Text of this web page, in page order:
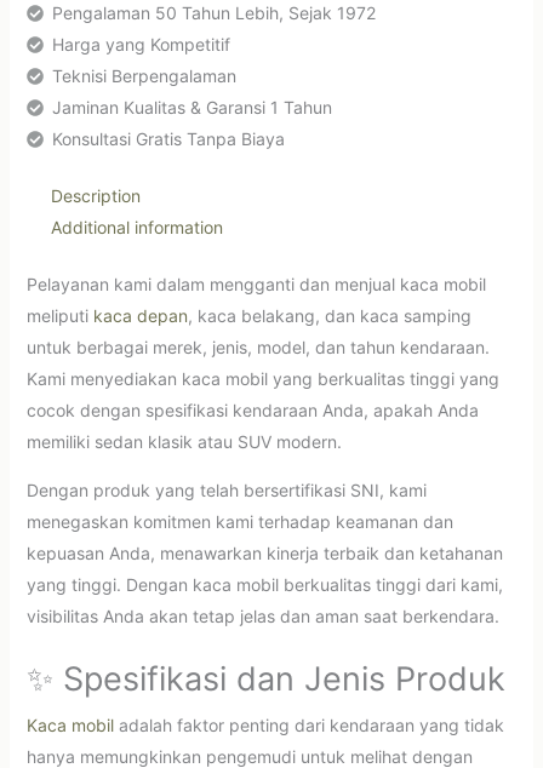
Pengalaman 50 Tahun Lebih, Sejak 1972
Harga yang Kompetitif
Teknisi Berpengalaman
Jaminan Kualitas & Garansi 1 Tahun
Konsultasi Gratis Tanpa Biaya
Description
Additional information
Pelayanan kami dalam mengganti dan menjual kaca mobil
meliputi kaca depan, kaca belakang, dan kaca samping
untuk berbagai merek, jenis, model, dan tahun kendaraan.
Kami menyediakan kaca mobil yang berkualitas tinggi yang
cocok dengan spesifikasi kendaraan Anda, apakah Anda
memiliki sedan klasik atau SUV modern.
Dengan produk yang telah bersertifikasi SNI, kami
menegaskan komitmen kami terhadap keamanan dan
kepuasan Anda, menawarkan kinerja terbaik dan ketahanan
yang tinggi. Dengan kaca mobil berkualitas tinggi dari kami,
visibilitas Anda akan tetap jelas dan aman saat berkendara.
✨ Spesifikasi dan Jenis Produk
Kaca mobiladalah faktor penting dari kendaraan yang tidak
hanya memungkinkan pengemudi untuk melihat dengan